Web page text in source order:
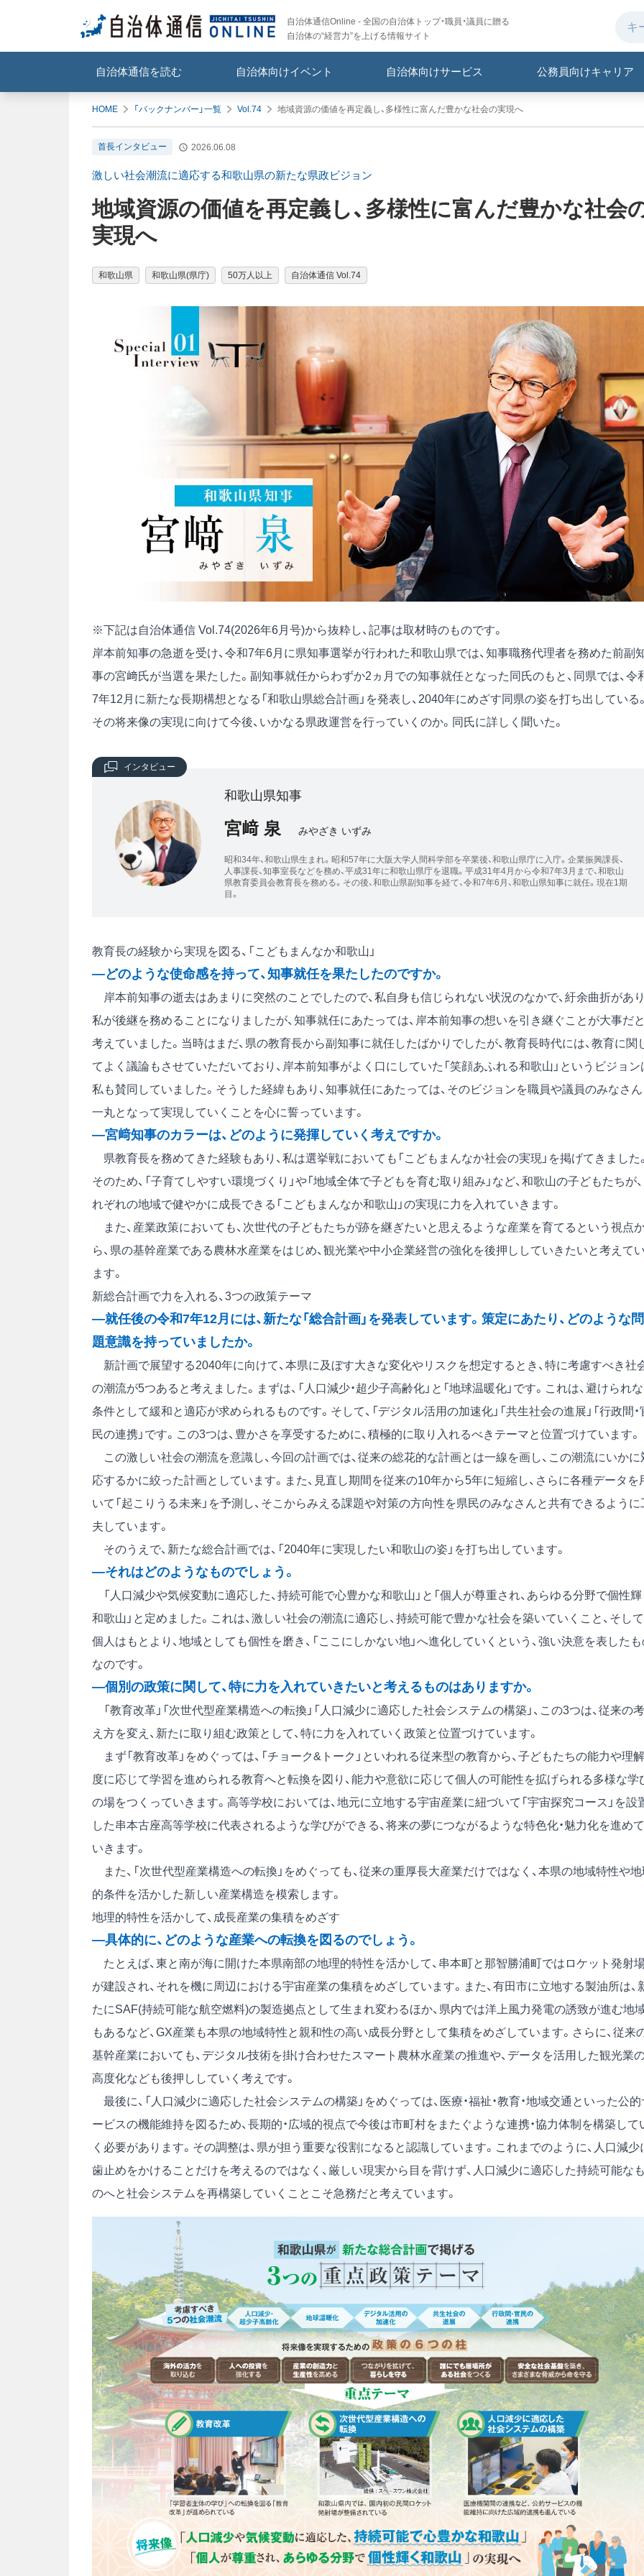
自治体通信Online - 全国の自治体トップ・職員・議員に贈る
自治体の“経営力”を上げる情報サイト
自治体通信を読む 自治体向けイベント 自治体向けサービス 公務員向けキャリア
HOME 「バックナンバー」一覧 Vol.74 地域資源の価値を再定義し、多様性に富んだ豊かな社会の実現へ
首長インタビュー 2026.06.08
激しい社会潮流に適応する和歌山県の新たな県政ビジョン
地域資源の価値を再定義し、多様性に富んだ豊かな社会
実現へ
和歌山県 和歌山県(県庁) 50万人以上 自治体通信 Vol.74
※下記は自治体通信 Vol.74(2026年6月号)から抜粋し、記事は取材時のものです。
岸本前知事の急逝を受け、令和7年6月に県知事選挙が行われた和歌山県では、知事職務代理者を務めた前副
事の宮﨑氏が当選を果たした。副知事就任からわずか2ヵ月での知事就任となった同氏のもと、同県では、令
7年12月に新たな長期構想となる「和歌山県総合計画」を発表し、2040年にめざす同県の姿を打ち出している。
その将来像の実現に向けて今後、いかなる県政運営を行っていくのか。同氏に詳しく聞いた。
インタビュー
和歌山県知事
宮﨑 泉 みやざき いずみ
昭和34年、和歌山県生まれ。昭和57年に大阪大学人間科学部を卒業後、和歌山県庁に入庁。企業振興課長、
人事課長、知事室長などを務め、平成31年に和歌山県庁を退職。平成31年4月から令和7年3月まで、和歌山
県教育委員会教育長を務める。その後、和歌山県副知事を経て、令和7年6月、和歌山県知事に就任。現在1期
目。
教育長の経験から実現を図る、「こどもまんなか和歌山」
―どのような使命感を持って、知事就任を果たしたのですか。
岸本前知事の逝去はあまりに突然のことでしたので、私自身も信じられない状況のなかで、紆余曲折があり
私が後継を務めることになりましたが、知事就任にあたっては、岸本前知事の想いを引き継ぐことが大事だと
考えていました。当時はまだ、県の教育長から副知事に就任したばかりでしたが、教育長時代には、教育に関
てよく議論もさせていただいており、岸本前知事がよく口にしていた「笑顔あふれる和歌山」というビジョン
私も賛同していました。そうした経緯もあり、知事就任にあたっては、そのビジョンを職員や議員のみなさん
一丸となって実現していくことを心に誓っています。
―宮﨑知事のカラーは、どのように発揮していく考えですか。
県教育長を務めてきた経験もあり、私は選挙戦においても「こどもまんなか社会の実現」を掲げてきました。
そのため、「子育てしやすい環境づくり」や「地域全体で子どもを育む取り組み」など、和歌山の子どもたちが
れぞれの地域で健やかに成長できる「こどもまんなか和歌山」の実現に力を入れていきます。
また、産業政策においても、次世代の子どもたちが跡を継ぎたいと思えるような産業を育てるという視点
ら、県の基幹産業である農林水産業をはじめ、観光業や中小企業経営の強化を後押ししていきたいと考えてい
ます。
新総合計画で力を入れる、3つの政策テーマ
―就任後の令和7年12月には、新たな「総合計画」を発表しています。策定にあたり、どのような問
題意識を持っていましたか。
新計画で展望する2040年に向けて、本県に及ぼす大きな変化やリスクを想定するとき、特に考慮すべき社
の潮流が5つあると考えました。まずは、「人口減少・超少子高齢化」と「地球温暖化」です。これは、避けられ
条件として緩和と適応が求められるものです。そして、「デジタル活用の加速化」「共生社会の進展」「行政間・
民の連携」です。この3つは、豊かさを享受するために、積極的に取り入れるべきテーマと位置づけています。
この激しい社会の潮流を意識し、今回の計画では、従来の総花的な計画とは一線を画し、この潮流にいかに
応するかに絞った計画としています。また、見直し期間を従来の10年から5年に短縮し、さらに各種データを
いて「起こりうる未来」を予測し、そこからみえる課題や対策の方向性を県民のみなさんと共有できるように
夫しています。
そのうえで、新たな総合計画では、「2040年に実現したい和歌山の姿」を打ち出しています。
―それはどのようなものでしょう。
「人口減少や気候変動に適応した、持続可能で心豊かな和歌山」と「個人が尊重され、あらゆる分野で個性輝
和歌山」と定めました。これは、激しい社会の潮流に適応し、持続可能で豊かな社会を築いていくこと、そして
個人はもとより、地域としても個性を磨き、「ここにしかない地」へ進化していくという、強い決意を表した
なのです。
―個別の政策に関して、特に力を入れていきたいと考えるものはありますか。
「教育改革」「次世代型産業構造への転換」「人口減少に適応した社会システムの構築」、この3つは、従来の考
え方を変え、新たに取り組む政策として、特に力を入れていく政策と位置づけています。
まず「教育改革」をめぐっては、「チョーク&トーク」といわれる従来型の教育から、子どもたちの能力や理解
度に応じて学習を進められる教育へと転換を図り、能力や意欲に応じて個人の可能性を拡げられる多様な学
の場をつくっていきます。高等学校においては、地元に立地する宇宙産業に紐づいて「宇宙探究コース」を設
した串本古座高等学校に代表されるような学びができる、将来の夢につながるような特色化・魅力化を進めて
いきます。
また、「次世代型産業構造への転換」をめぐっても、従来の重厚長大産業だけではなく、本県の地域特性や地
的条件を活かした新しい産業構造を模索します。
地理的特性を活かして、成長産業の集積をめざす
―具体的に、どのような産業への転換を図るのでしょう。
たとえば、東と南が海に開けた本県南部の地理的特性を活かして、串本町と那智勝浦町ではロケット発射
が建設され、それを機に周辺における宇宙産業の集積をめざしています。また、有田市に立地する製油所は、
たにSAF(持続可能な航空燃料)の製造拠点として生まれ変わるほか、県内では洋上風力発電の誘致が進む地
もあるなど、GX産業も本県の地域特性と親和性の高い成長分野として集積をめざしています。さらに、従来
基幹産業においても、デジタル技術を掛け合わせたスマート農林水産業の推進や、データを活用した観光業
高度化なども後押ししていく考えです。
最後に、「人口減少に適応した社会システムの構築」をめぐっては、医療・福祉・教育・地域交通といった公的
ービスの機能維持を図るため、長期的・広域的視点で今後は市町村をまたぐような連携・協力体制を構築して
く必要があります。その調整は、県が担う重要な役割になると認識しています。これまでのように、人口減少
歯止めをかけることだけを考えるのではなく、厳しい現実から目を背けず、人口減少に適応した持続可能なも
のへと社会システムを再構築していくことこそ急務だと考えています。